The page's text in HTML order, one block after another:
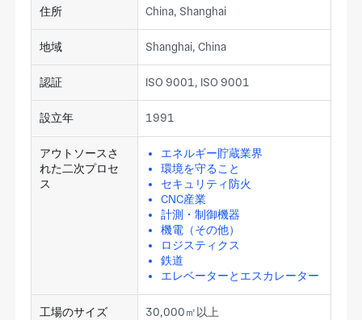
住所 China, Shanghai
地域 Shanghai, China
認証 ISO 9001, ISO 9001
設立年 1991
アウトソースさ
れた二次プロセ
ス
エネルギー貯蔵業界
環境を守ること
セキュリティ防火
CNC産業
計測・制御機器
機電（その他）
ロジスティクス
鉄道
エレベーターとエスカレーター
工場のサイズ 30,000㎡以上